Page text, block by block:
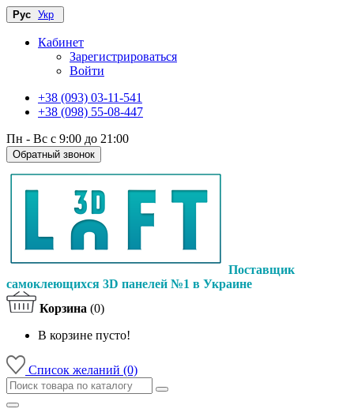
Рус Укр
Кабинет
Зарегистрироваться
Войти
+38 (093) 03-11-541
+38 (098) 55-08-447
Пн - Вс с 9:00 до 21:00
Обратный звонок
Поставщик
самоклеющихся 3D панелей №1 в Украине
Корзина (0)
В корзине пусто!
Список желаний (0)